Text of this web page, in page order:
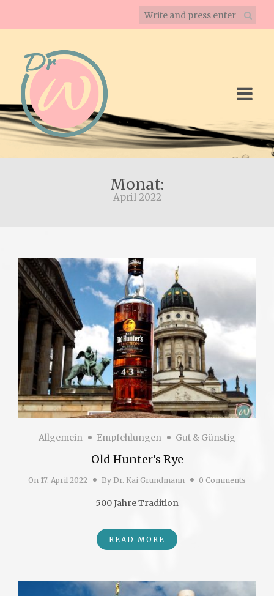
Monat:
April 2022
Allgemein Empfehlungen Gut & Günstig
Old Hunter’s Rye
On 17. April 2022 By Dr. Kai Grundmann 0 Comments
500 Jahre Tradition
READ MORE